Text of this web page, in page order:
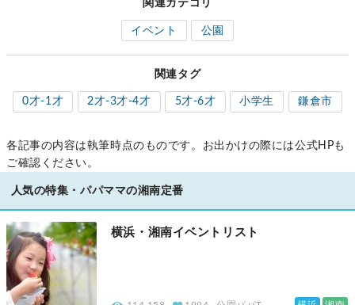
関連カテゴリ
イベント 公園
関連タグ
0才-1才 2才-3才-4才 5才-6才 小学生 鎌倉市
各記事の内容は執筆時点のものです。お出かけの際には公式HPも
ご確認ください。
人気の特集・パパママの湘南定番
横浜・湘南イベントリスト